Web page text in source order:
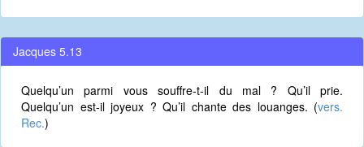
Jacques 5.13
Quelqu’un parmi vous souffre-t-il du mal ? Qu’il prie.
Quelqu’un est-il joyeux ? Qu’il chante des louanges. (vers.
Rec.)